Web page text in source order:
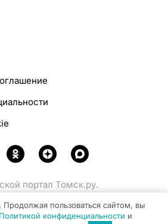
портал Томск.ру.
развития, связи и массовых
. Продолжая пользоваться сайтом, вы
Политикой конфиденциальности и